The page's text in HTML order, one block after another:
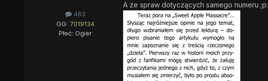
463
GG: 7019134
Płeć: Ogier
A ze spraw dotyczących samego numeru ;p: